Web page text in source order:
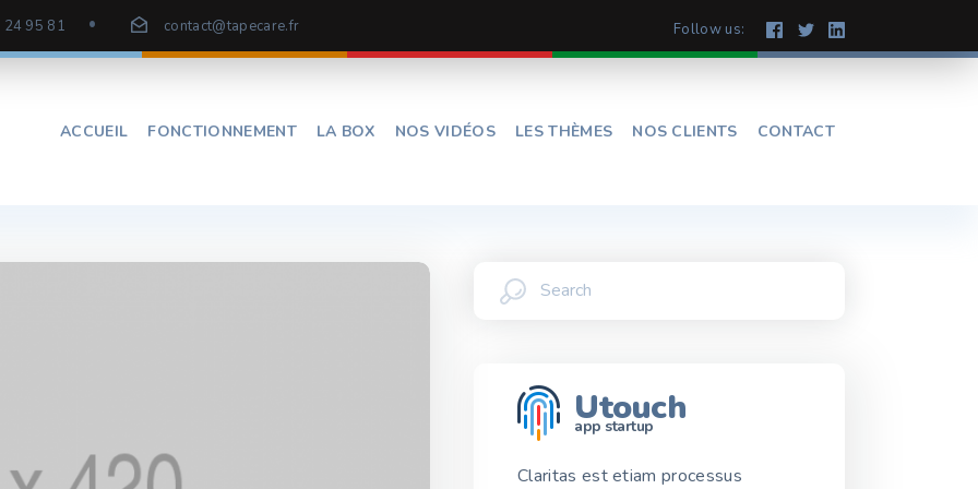
24 95 81 contact@tapecare.fr Follow us:
ACCUEIL FONCTIONNEMENT LA BOX NOS VIDÉOS LES THÈMES NOS CLIENTS CONTACT
Utouch
app startup
Claritas est etiam processus